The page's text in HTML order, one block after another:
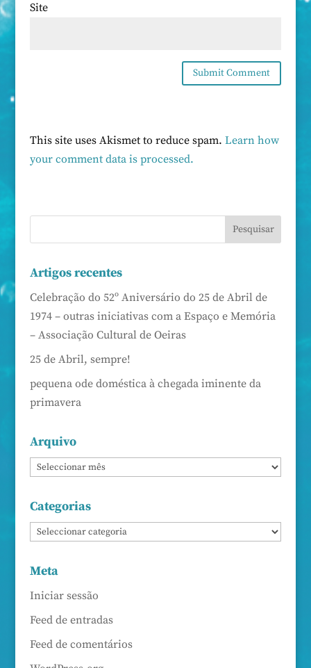
Site
This site uses Akismet to reduce spam. Learn how
your comment data is processed.
Artigos recentes
Celebração do 52º Aniversário do 25 de Abril de
1974 – outras iniciativas com a Espaço e Memória
– Associação Cultural de Oeiras
25 de Abril, sempre!
pequena ode doméstica à chegada iminente da
primavera
Arquivo
Categorias
Meta
Iniciar sessão
Feed de entradas
Feed de comentários